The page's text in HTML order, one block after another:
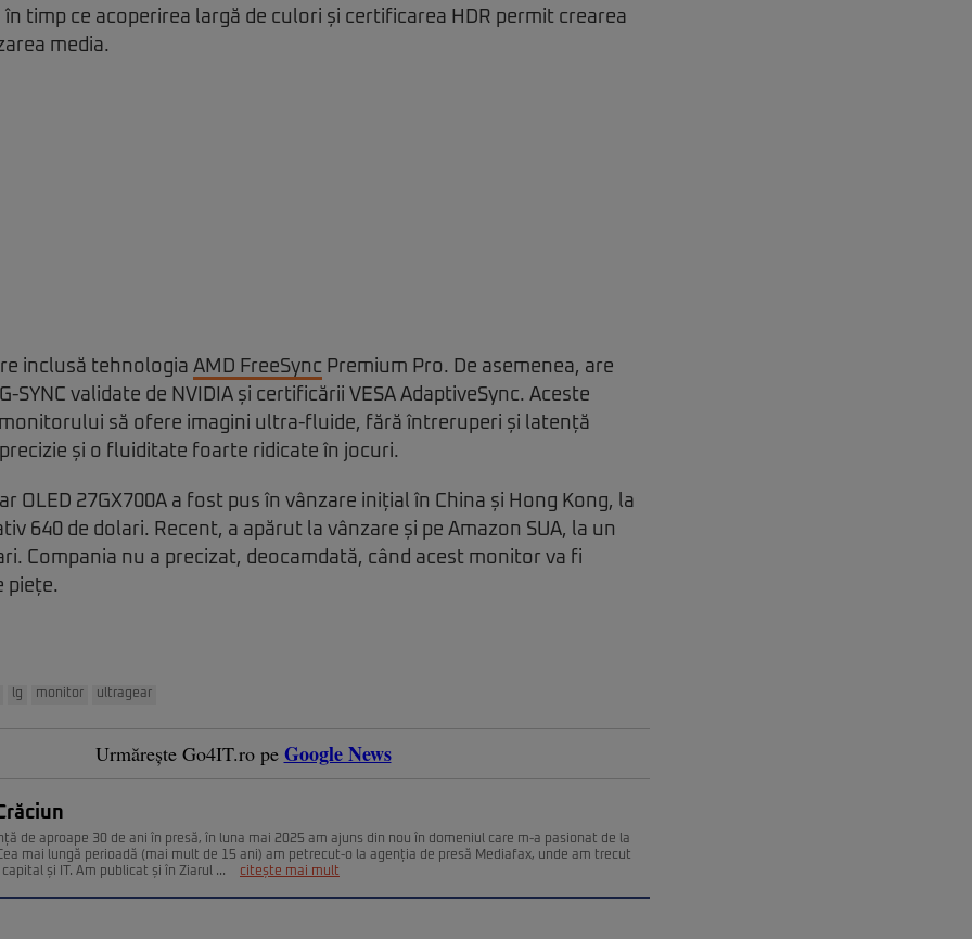
timp ce acoperirea largă de culori și certificarea HDR permit crearea
media.
inclusă tehnologia AMD FreeSync Premium Pro. De asemenea, are
SYNC validate de NVIDIA și certificării VESA AdaptiveSync. Aceste
să ofere imagini ultra-fluide, fără întreruperi și latență
și o fluiditate foarte ridicate în jocuri.
OLED 27GX700A a fost pus în vânzare inițial în China și Hong Kong, la
640 de dolari. Recent, a apărut la vânzare și pe Amazon SUA, la un
Compania nu a precizat, deocamdată, când acest monitor va fi
piețe.
lg monitor ultragear
Urmărește Go4IT.ro pe Google News
de aproape 30 de ani în presă, în luna mai 2025 am ajuns din nou în domeniul care m-a pasionat de la
mai lungă perioadă (mai mult de 15 ani) am petrecut-o la agenția de presă Mediafax, unde am trecut
și IT. Am publicat și în Ziarul ...
citește mai mult